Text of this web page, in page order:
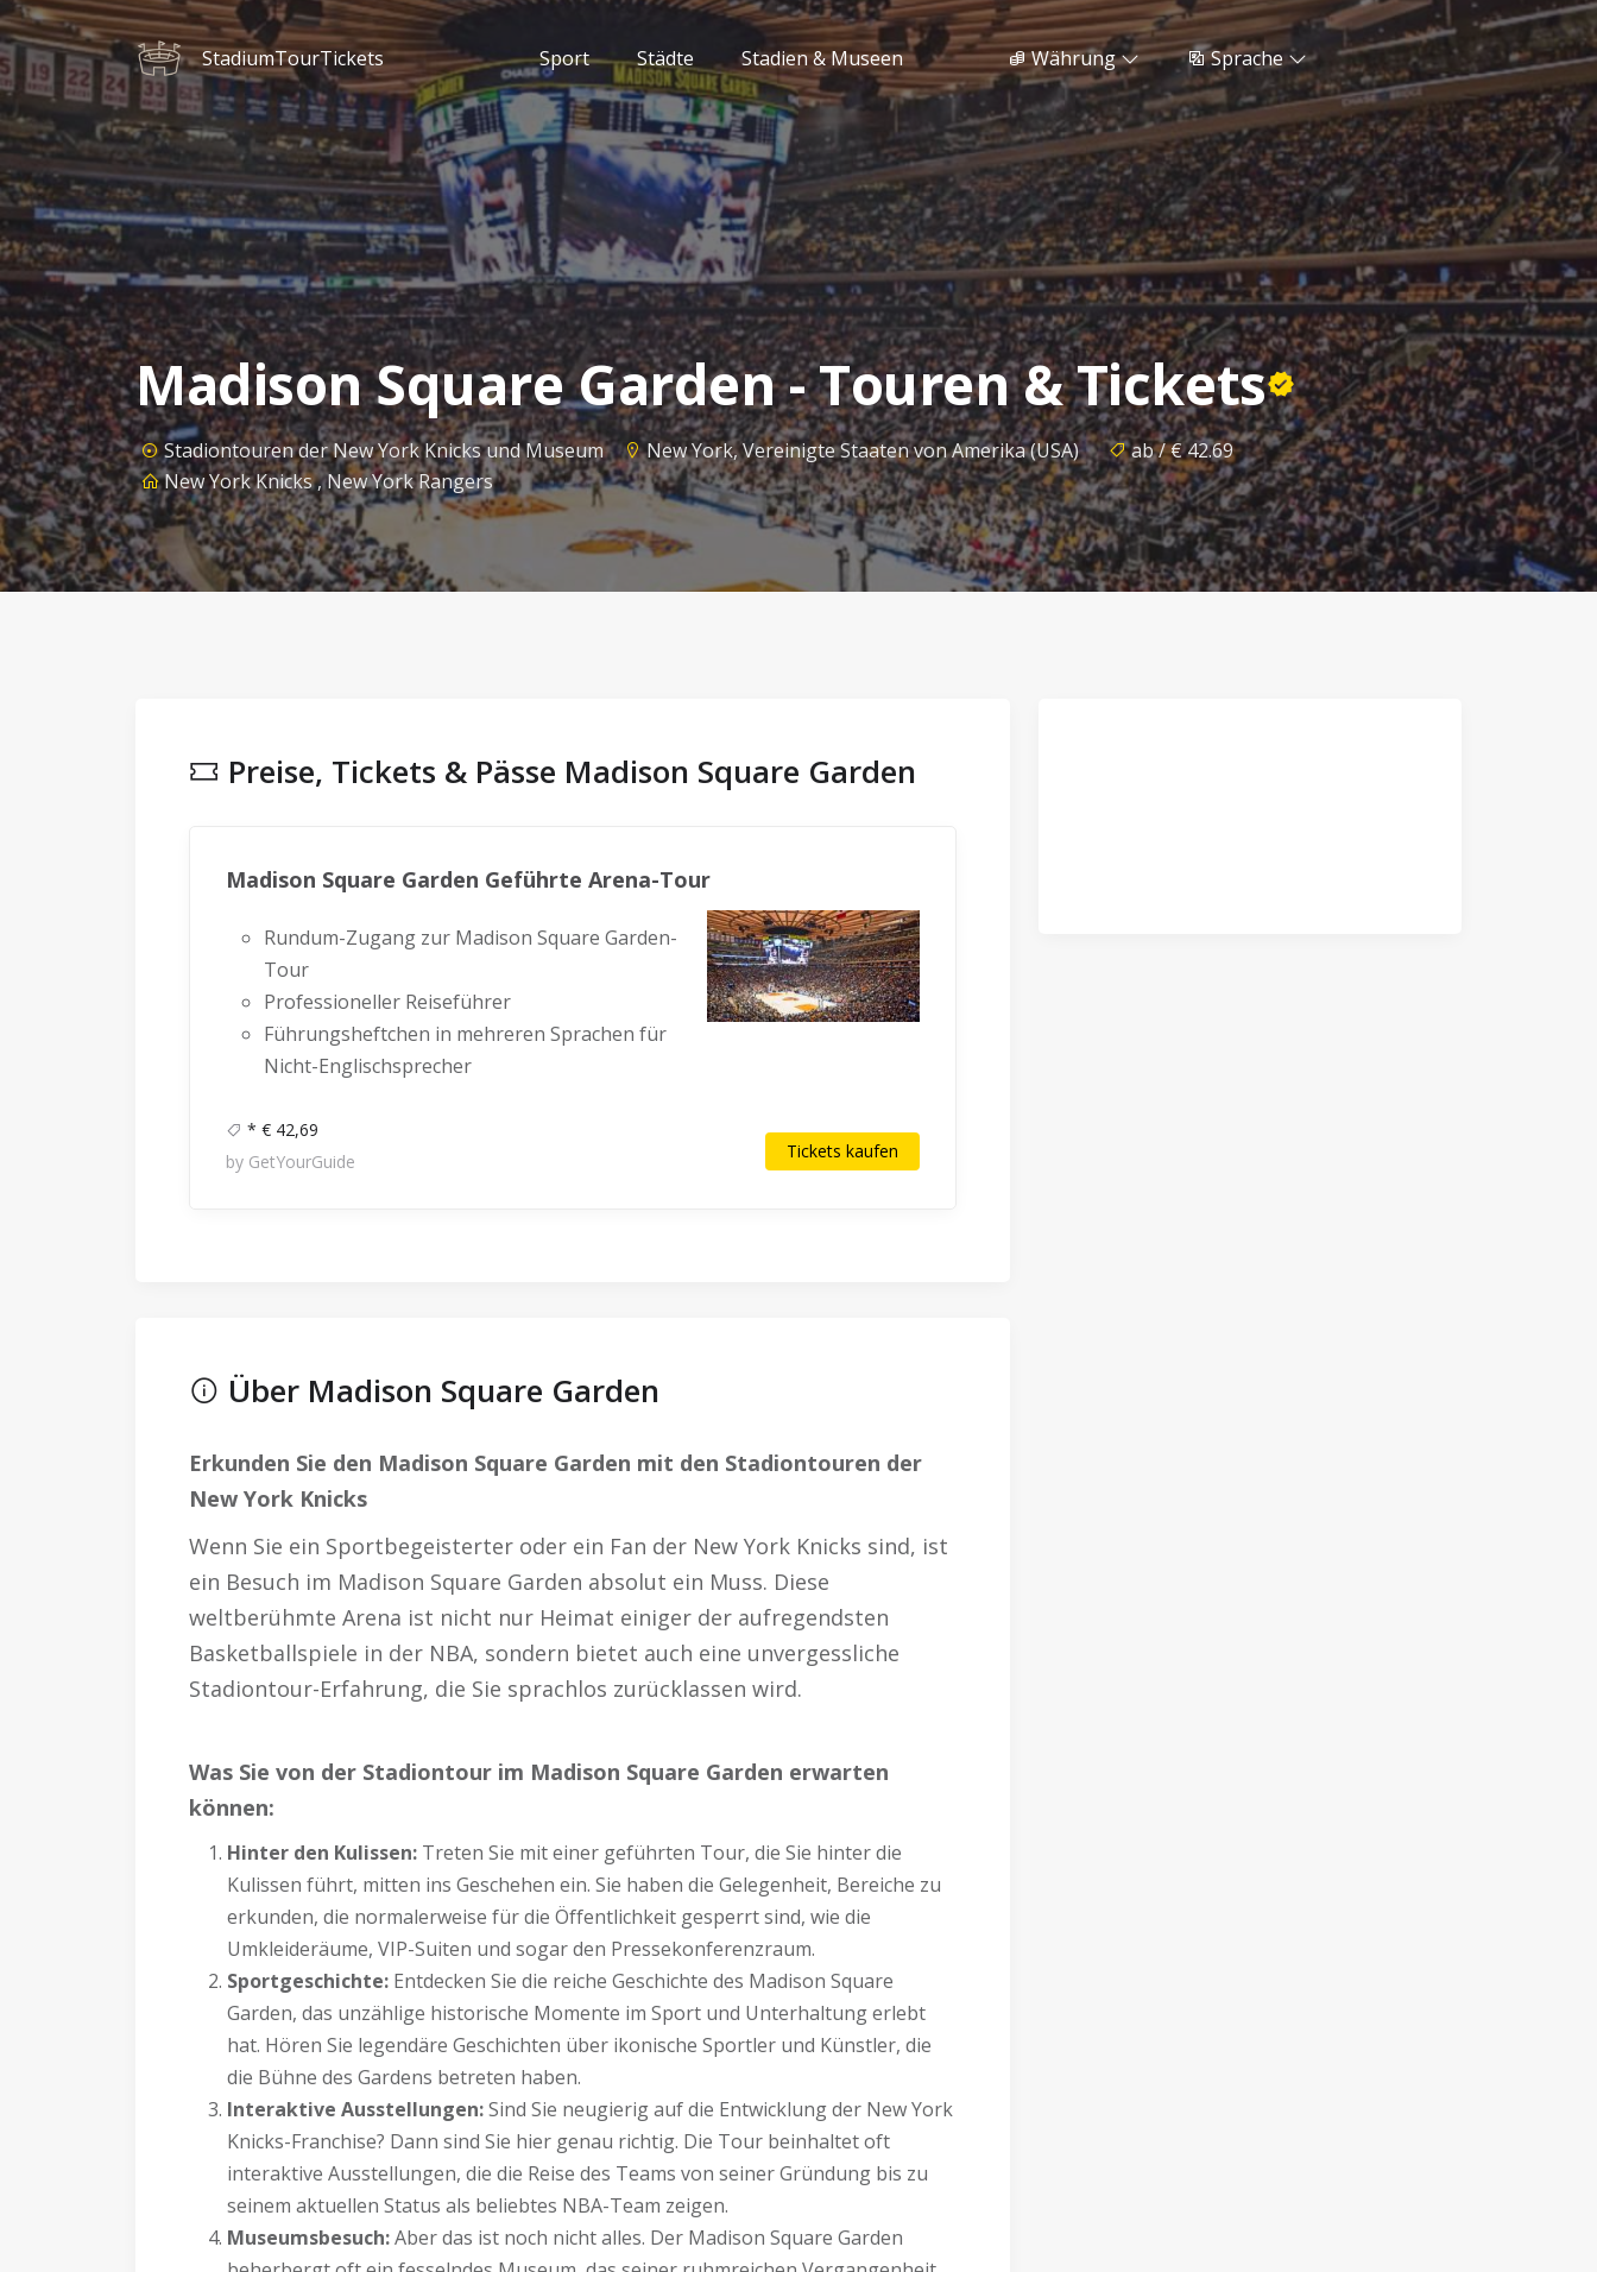
StadiumTourTickets Sport Städte Stadien & Museen Währung Sprache
Madison Square Garden - Touren & Tickets
Stadiontouren der New York Knicks und Museum New York, Vereinigte Staaten von Amerika (USA)
ab / € 42.69
New York Knicks , New York Rangers
Preise, Tickets & Pässe Madison Square Garden
Madison Square Garden Geführte Arena-Tour
Rundum-Zugang zur Madison Square Garden-
Tour
Professioneller Reiseführer
Führungsheftchen in mehreren Sprachen für
Nicht-Englischsprecher
* € 42,69
by GetYourGuide
Tickets kaufen
Über Madison Square Garden
Erkunden Sie den Madison Square Garden mit den Stadiontouren der
New York Knicks
Wenn Sie ein Sportbegeisterter oder ein Fan der New York Knicks sind, ist
ein Besuch im Madison Square Garden absolut ein Muss. Diese
weltberühmte Arena ist nicht nur Heimat einiger der aufregendsten
Basketballspiele in der NBA, sondern bietet auch eine unvergessliche
Stadiontour-Erfahrung, die Sie sprachlos zurücklassen wird.
Was Sie von der Stadiontour im Madison Square Garden erwarten
können:
Hinter den Kulissen: Treten Sie mit einer geführten Tour, die Sie hinter die
Kulissen führt, mitten ins Geschehen ein. Sie haben die Gelegenheit, Bereiche zu
erkunden, die normalerweise für die Öffentlichkeit gesperrt sind, wie die
Umkleideräume, VIP-Suiten und sogar den Pressekonferenzraum.
Sportgeschichte: Entdecken Sie die reiche Geschichte des Madison Square
Garden, das unzählige historische Momente im Sport und Unterhaltung erlebt
hat. Hören Sie legendäre Geschichten über ikonische Sportler und Künstler, die
die Bühne des Gardens betreten haben.
Interaktive Ausstellungen:Sind Sie neugierig auf die Entwicklung der New York
Knicks-Franchise? Dann sind Sie hier genau richtig. Die Tour beinhaltet oft
interaktive Ausstellungen, die die Reise des Teams von seiner Gründung bis zu
seinem aktuellen Status als beliebtes NBA-Team zeigen.
Museumsbesuch:Aber das ist noch nicht alles. Der Madison Square Garden